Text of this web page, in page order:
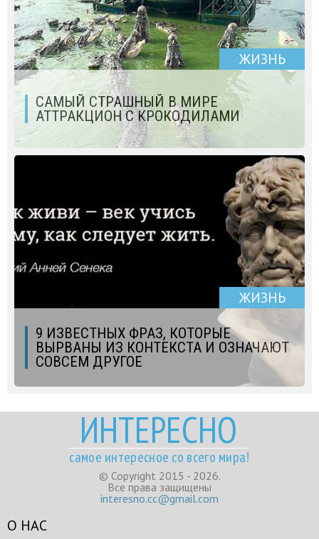
ЖИЗНЬ
САМЫЙ СТРАШНЫЙ В МИРЕ
АТТРАКЦИОН С КРОКОДИЛАМИ
ЖИЗНЬ
9 ИЗВЕСТНЫХ ФРАЗ, КОТОРЫЕ
ВЫРВАНЫ ИЗ КОНТЕКСТА И ОЗНАЧАЮТ
СОВСЕМ ДРУГОЕ
ИНТЕРЕСНО
самое интересное со всего мира!
© Copyright 2015 - 2026.
Все права защищены
interesno.cc@gmail.com
О НАС